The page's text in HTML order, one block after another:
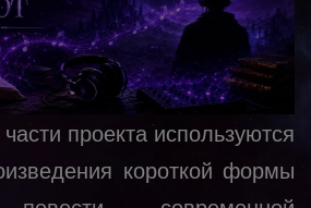
проекта используются
короткой формы